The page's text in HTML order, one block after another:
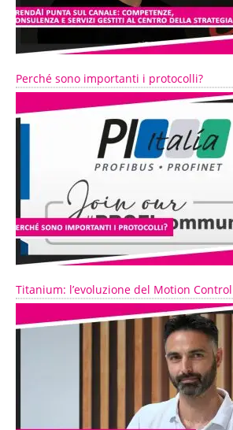
Perché sono importanti i protocolli?
Titanium: l’evoluzione del Motion Control